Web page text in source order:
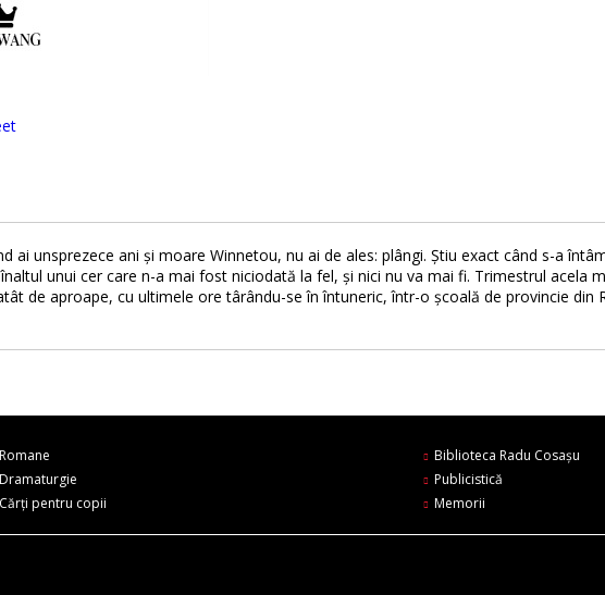
ai unsprezece ani şi moare Winnetou, nu ai de ales: plângi. Ştiu exact când s-a
unui cer care n-a mai fost niciodată la fel, şi nici nu va mai fi. Trimestrul acela
de aproape, cu ultimele ore târându-se în întuneric, într-o şcoală de provincie din
Romane
Dramaturgie
Cărți pentru copii
Biblioteca Radu Cosaşu
Publicistică
Memorii